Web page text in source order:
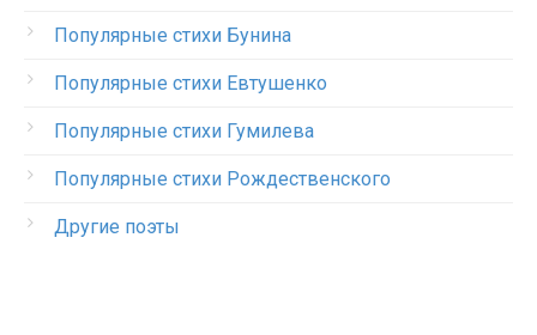
Популярные стихи Бунина
Популярные стихи Евтушенко
Популярные стихи Гумилева
Популярные стихи Рождественского
Другие поэты